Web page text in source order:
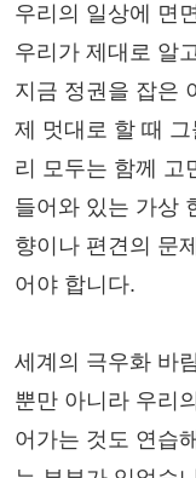
우리의 일상에 면
우리가 제대로 알
지금 정권을 잡은
제 멋대로 할 때
리 모두는 함께 고
들어와 있는 가상
향이나 편견의 문
어야 합니다.
세계의 극우화 바
뿐만 아니라 우리
어가는 것도 연습